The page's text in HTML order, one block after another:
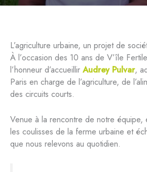
L’agriculture urbaine, un projet de
À l’occasion des 10 ans de V’île
l’honneur d’accueillir Audrey Pulvar,
Paris en charge de l’agriculture, de
des circuits courts.
Venue à la rencontre de notre équipe,
les coulisses de la ferme urbaine et
que nous relevons au quotidien.